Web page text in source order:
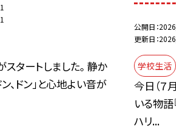
タートしました。 静か
、ドン」と心地よい音が
公開日
更新日
学校生活
今日（７
いる物語
ハリ...